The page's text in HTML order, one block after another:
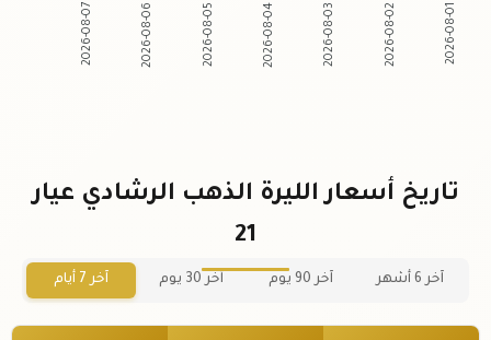
2026-08-07 2026-08-06 2026-08-05 2026-08-04 2026-08-03 2026-08-02 2026-08-01
تاريخ أسعار الليرة الذهب الرشادي عيار
21
آخر 6 أشهر آخر 90 يوم آخر 30 يوم آخر 7 أيام